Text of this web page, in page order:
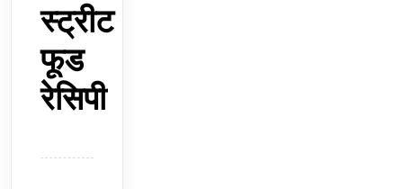
स्ट्रीट
फूड
रेसिपी